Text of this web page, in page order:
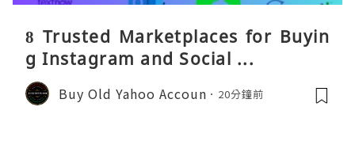
8 Trusted Marketplaces for Buyin
g Instagram and Social ...
Buy Old Yahoo Accoun 20分鐘前